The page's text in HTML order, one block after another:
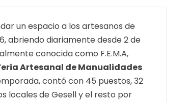
un espacio a los artesanos de
abriendo diariamente desde 2 de
conocida como F.E.M.A,
Artesanal de Manualidades
contó con 45 puestos, 32
locales de Gesell y el resto por